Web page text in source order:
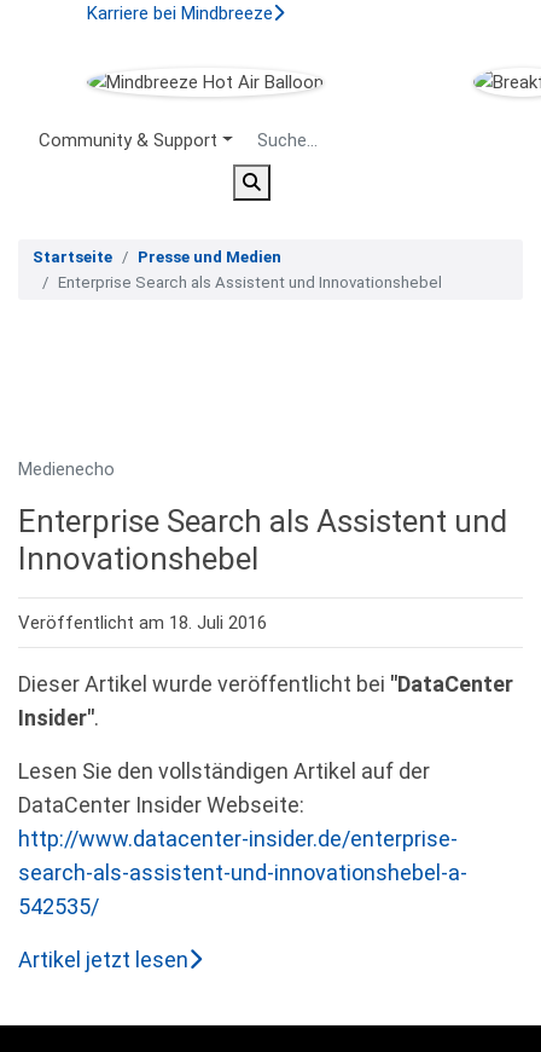
Karriere bei Mindbreeze
Secondary Menu
Community & Support
Startseite
Presse und Medien
Enterprise Search als Assistent und Innovationshebel
Medienecho
Enterprise Search als Assistent und
Innovationshebel
Veröffentlicht am 18. Juli 2016
Dieser Artikel wurde veröffentlicht bei "DataCenter
Insider".
Lesen Sie den vollständigen Artikel auf der
DataCenter Insider Webseite:
http://www.datacenter-insider.de/enterprise-
search-als-assistent-und-innovationshebel-a-
542535/
Artikel jetzt lesen